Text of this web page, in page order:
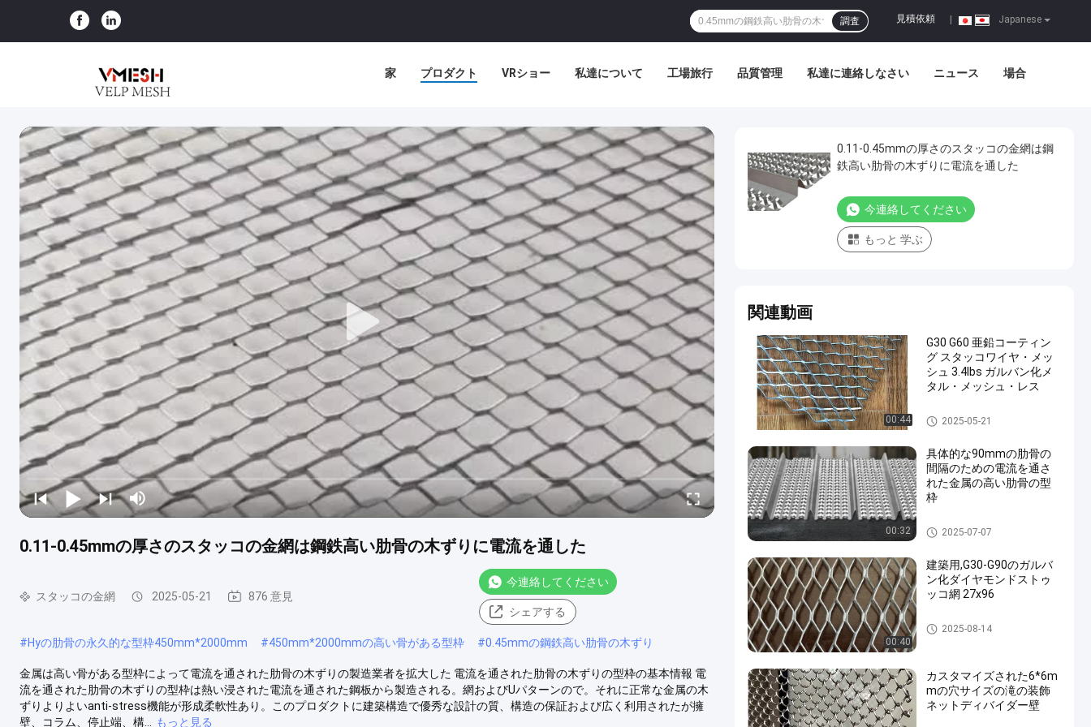
Japanese
見積依頼
調査
家 プロダクト VRショー 私達について 工場旅行 品質管理 私達に連絡しなさい ニュース 場合
0.11-0.45mmの厚さのスタッコの金網は鋼鉄高い肋骨の木ずりに電流を通した
スタッコの金網 2025-05-21 876 意見
今連絡してください
シェアする
#Hyの肋骨の永久的な型枠450mm*2000mm #450mm*2000mmの高い骨がある型枠 #0.45mmの鋼鉄高い肋骨の木ずり
金属は高い骨がある型枠によって電流を通された肋骨の木ずりの製造業者を拡大した 電流を通された肋骨の木ずりの型枠の基本情報 電
流を通された肋骨の木ずりの型枠は熱い浸された電流を通された鋼板から製造される。網およびUパターンので。それに正常な金属の木
ずりよりよいanti-stress機能が形成柔軟性あり。このプロダクトに建築構造で優秀な設計の質、構造の保証および広く利用されたが擁
壁、コラム、停止端、構...
もっと見る
0.11-0.45mmの厚さのスタッコの金網は鋼
鉄高い肋骨の木ずりに電流を通した
今連絡してください
もっと 学ぶ
関連動画
00:44
G30 G60 亜鉛コーティン
グ スタッコワイヤ・メッ
シュ 3.4lbs ガルバン化メ
タル・メッシュ・レス
スタッコの金網
2025-05-21
00:32
具体的な90mmの肋骨の
間隔のための電流を通さ
れた金属の高い肋骨の型
枠
スタッコの金網
2025-07-07
00:40
建築用,G30-G90のガルバ
ン化ダイヤモンドストゥ
ッコ網 27x96
スタッコの金網
2025-08-14
カスタマイズされた6*6m
mの穴サイズの滝の装飾
ネットディバイダー壁